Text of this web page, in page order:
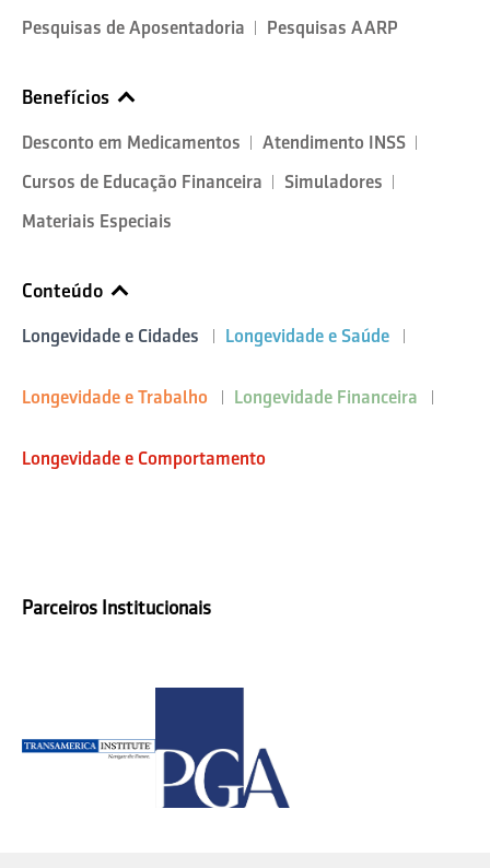
Pesquisas de Aposentadoria
Pesquisas AARP
Benefícios
Desconto em Medicamentos
Atendimento INSS
Cursos de Educação Financeira
Simuladores
Materiais Especiais
Conteúdo
Longevidade e Cidades Longevidade e Saúde
Longevidade e Trabalho Longevidade Financeira
Longevidade e Comportamento
Parceiros Institucionais